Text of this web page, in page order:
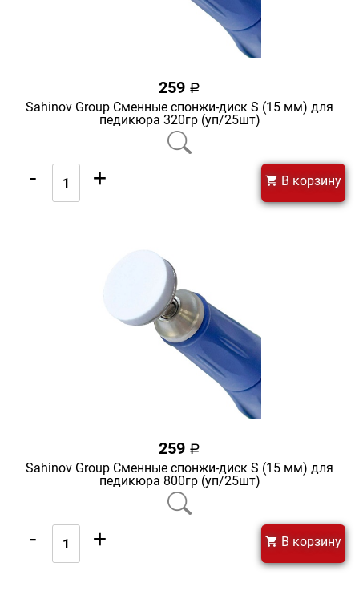
259 a
Sahinov Group Сменные спонжи-диск S (15 мм) для
педикюра 320гр (уп/25шт)
- + В корзину
259 a
Sahinov Group Сменные спонжи-диск S (15 мм) для
педикюра 800гр (уп/25шт)
- + В корзину